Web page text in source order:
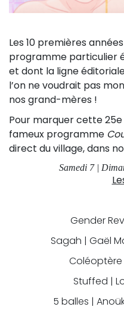
Les 10 premières
programme particulier
et dont la ligne
l’on ne voudrait pas
nos grand-mères !
Pour marquer cette
fameux programme
direct du village, dans
Samedi 7 |
Gender
Sagah | Gaël
Coléoptère
Stuffed |
5 balles |